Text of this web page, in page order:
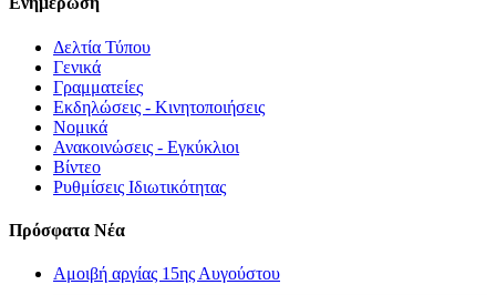
Δελτία Τύπου
Γενικά
Γραμματείες
Εκδηλώσεις - Κινητοποιήσεις
Νομικά
Ανακοινώσεις - Εγκύκλιοι
Βίντεο
Ρυθμίσεις Ιδιωτικότητας
Πρόσφατα Νέα
Αμοιβή αργίας 15ης Αυγούστου